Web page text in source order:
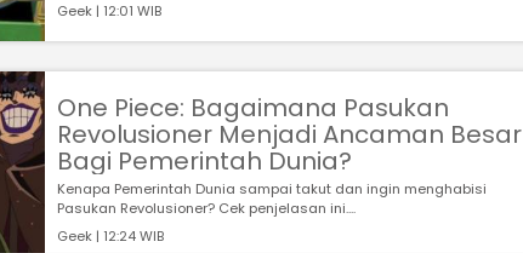
Geek | 12:01 WIB
One Piece: Bagaimana Pasukan
Revolusioner Menjadi Ancaman Besar
Bagi Pemerintah Dunia?
Kenapa Pemerintah Dunia sampai takut dan ingin menghabisi
Pasukan Revolusioner? Cek penjelasan ini....
Geek | 12:24 WIB